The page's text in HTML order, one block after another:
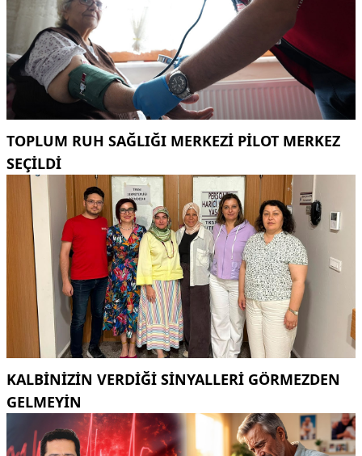
TOPLUM RUH SAĞLIĞI MERKEZİ PİLOT MERKEZ
SEÇİLDİ
KALBINIZIN VERDIĞI SINYALLERI GÖRMEZDEN
GELMEYIN